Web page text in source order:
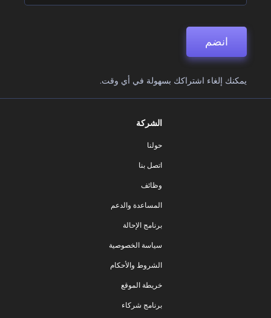
انضم
يمكنك إلغاء اشتراكك بسهولة في أي وقت.
الشركة
حولنا
اتصل بنا
وظائف
المساعدة والدعم
برنامج الإحالة
سياسة الخصوصية
الشروط والأحكام
خريطة الموقع
برنامج شركاء